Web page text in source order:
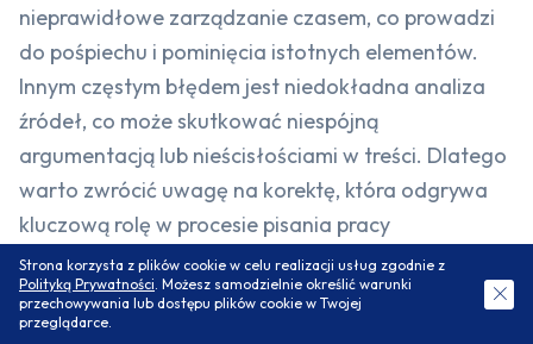
nieprawidłowe zarządzanie czasem, co prowadzi
do pośpiechu i pominięcia istotnych elementów.
Innym częstym błędem jest niedokładna analiza
źródeł, co może skutkować niespójną
argumentacją lub nieścisłościami w treści. Dlatego
warto zwrócić uwagę na korektę, która odgrywa
kluczową rolę w procesie pisania pracy
magisterskiej. Korekta pomaga wyeliminować
błędy stylistyczne i gramatyczne, a także zapewnia
logiczny przebieg argumentacji.
ZAMÓW DARMOWĄ WYCENĘ
Strona korzysta z plików cookie w celu realizacji usług zgodnie z
Polityką Prywatności. Możesz samodzielnie określić warunki
przechowywania lub dostępu plików cookie w Twojej
przeglądarce.